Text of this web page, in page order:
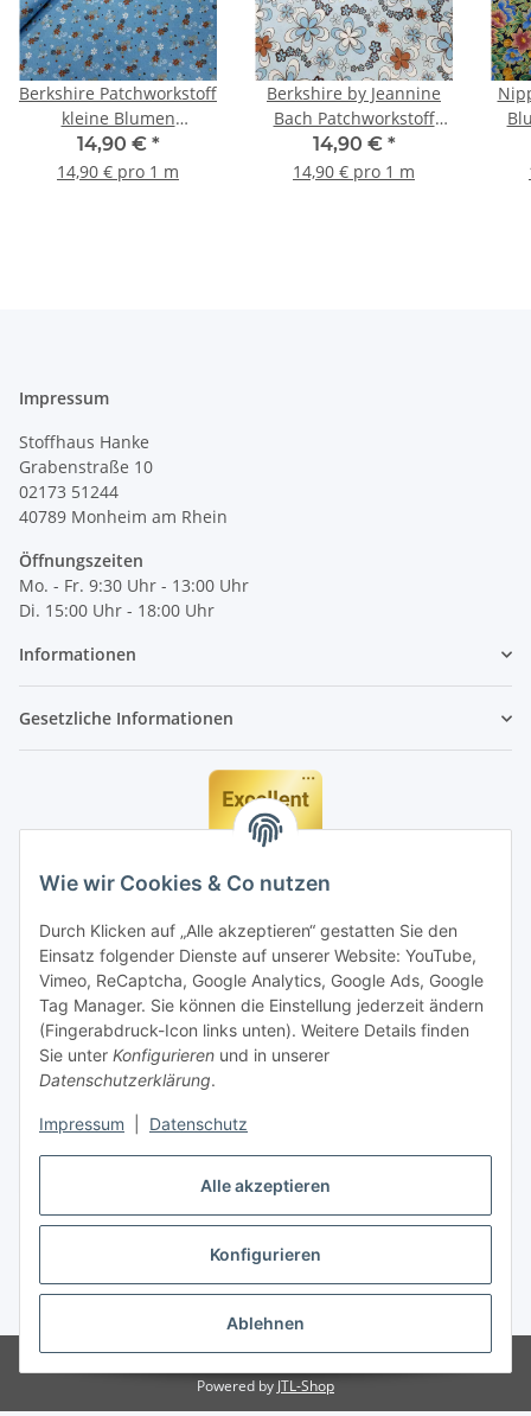
Alle akzeptieren
Konfigurieren
Ablehnen
Wie wir Cookies & Co nutzen
Durch Klicken auf „Alle akzeptieren“ gestatten Sie den
Einsatz folgender Dienste auf unserer Website: YouTube,
Vimeo, ReCaptcha, Google Analytics, Google Ads, Google
Tag Manager. Sie können die Einstellung jederzeit ändern
(Fingerabdruck-Icon links unten). Weitere Details finden
Sie unter Konfigurieren und in unserer
Datenschutzerklärung.
Impressum Datenschutz
Berkshire Patchworkstoff
kleine Blumen
himmelblau, braun,
weiß
14,90 € *
14,90 € pro 1 m
Berkshire by Jeannine
Bach Patchworkstoff
Blumen hellblau, braun
14,90 € *
14,90 € pro 1 m
Impressum
Stoffhaus Hanke
Grabenstraße 10
02173 51244
40789 Monheim am Rhein
Öffnungszeiten
Mo. - Fr. 9:30 Uhr - 13:00 Uhr
Di. 15:00 Uhr - 18:00 Uhr
Informationen
Gesetzliche Informationen
Powered by JTL-Shop